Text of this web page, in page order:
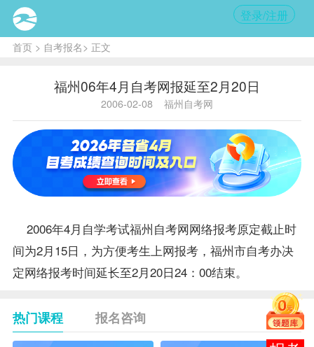
登录/注册
首页> 自考报名> 正文
福州06年4月自考网报延至2月20日
2006-02-08 福州自考网
2006年4月自学考试福州自考网网络报考原定截止时
间为2月15日，为方便考生上网报考，福州市自考办决
定网络报考时间延长至2月20日24：00结束。
热门课程 报名咨询